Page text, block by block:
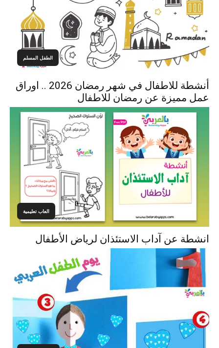
الطفل المسلم
أنشطة للاطفال في شهر رمضان 2026 .. اوراق
عمل مميزة عن رمضان للاطفال
العاب تعليمية
انشطة عن آداب الاستئذان لرياض الأطفال